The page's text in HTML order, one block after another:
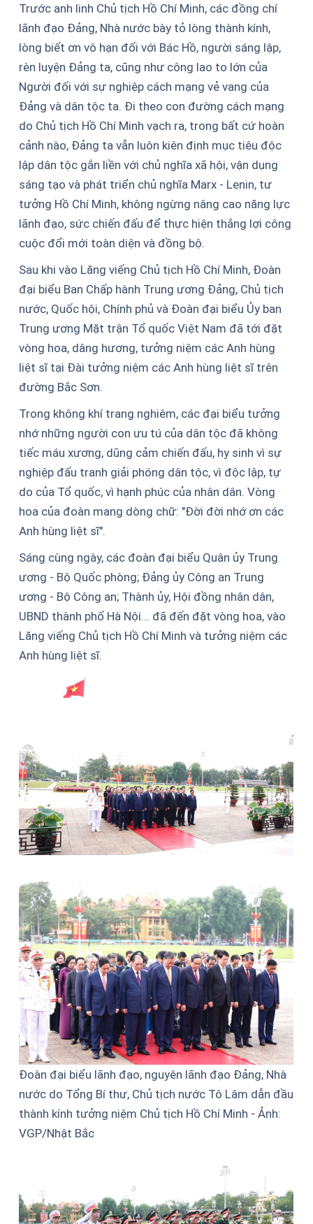
Trước anh linh Chủ tịch Hồ Chí Minh, các đồng chí
lãnh đạo Đảng, Nhà nước bày tỏ lòng thành kính,
lòng biết ơn vô hạn đối với Bác Hồ, người sáng lập,
rèn luyện Đảng ta, cũng như công lao to lớn của
Người đối với sự nghiệp cách mạng vẻ vang của
Đảng và dân tộc ta. Đi theo con đường cách mạng
do Chủ tịch Hồ Chí Minh vạch ra, trong bất cứ hoàn
cảnh nào, Đảng ta vẫn luôn kiên định mục tiêu độc
lập dân tộc gắn liền với chủ nghĩa xã hội, vận dụng
sáng tạo và phát triển chủ nghĩa Marx - Lenin, tư
tưởng Hồ Chí Minh, không ngừng nâng cao năng lực
lãnh đạo, sức chiến đấu để thực hiện thắng lợi công
cuộc đổi mới toàn diện và đồng bộ.
Sau khi vào Lăng viếng Chủ tịch Hồ Chí Minh, Đoàn
đại biểu Ban Chấp hành Trung ương Đảng, Chủ tịch
nước, Quốc hội, Chính phủ và Đoàn đại biểu Ủy ban
Trung ương Mặt trận Tổ quốc Việt Nam đã tới đặt
vòng hoa, dâng hương, tưởng niệm các Anh hùng
liệt sĩ tại Đài tưởng niệm các Anh hùng liệt sĩ trên
đường Bắc Sơn.
Trong không khí trang nghiêm, các đại biểu tưởng
nhớ những người con ưu tú của dân tộc đã không
tiếc máu xương, dũng cảm chiến đấu, hy sinh vì sự
nghiệp đấu tranh giải phóng dân tộc, vì độc lập, tự
do của Tổ quốc, vì hạnh phúc của nhân dân. Vòng
hoa của đoàn mang dòng chữ: "Đời đời nhớ ơn các
Anh hùng liệt sĩ".
Sáng cùng ngày, các đoàn đại biểu Quân ủy Trung
ương - Bộ Quốc phòng; Đảng ủy Công an Trung
ương - Bộ Công an; Thành ủy, Hội đồng nhân dân,
UBND thành phố Hà Nội... đã đến đặt vòng hoa, vào
Lăng viếng Chủ tịch Hồ Chí Minh và tưởng niệm các
Anh hùng liệt sĩ.
Đoàn đại biểu lãnh đạo, nguyên lãnh đạo Đảng, Nhà
nước do Tổng Bí thư, Chủ tịch nước Tô Lâm dẫn đầu
thành kính tưởng niệm Chủ tịch Hồ Chí Minh - Ảnh:
VGP/Nhật Bắc